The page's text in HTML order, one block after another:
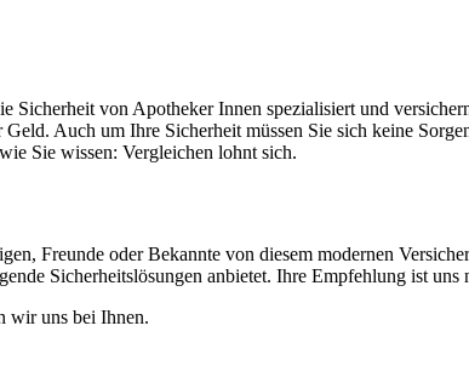
von Apotheker Innen spezialisiert und
Auch um Ihre Sicherheit müssen Sie sich keine
Sie wissen: Vergleichen lohnt sich.
Freunde oder Bekannte von diesem modernen
Sicherheitslösungen anbietet. Ihre Empfehlung ist uns
wir uns bei Ihnen.